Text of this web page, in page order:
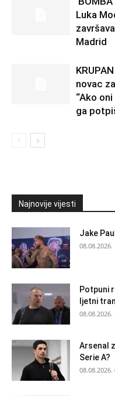
Luka
Madrid
novac
“Ako
ga
Najnovije vijesti
Jake
08.08.2026.
Potpuni
ljetni
08.08.2026.
Arsenal
Serie A?
08.08.2026.